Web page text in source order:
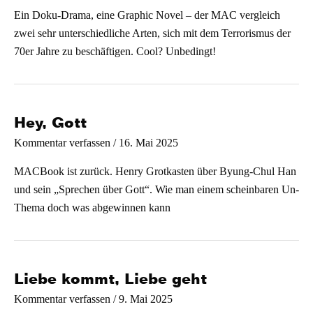
Ein Doku-Drama, eine Graphic Novel – der MAC vergleich
zwei sehr unterschiedliche Arten, sich mit dem Terrorismus der
70er Jahre zu beschäftigen. Cool? Unbedingt!
Hey, Gott
Kommentar verfassen / 16. Mai 2025
MACBook ist zurück. Henry Grotkasten über Byung-Chul Han
und sein „Sprechen über Gott“. Wie man einem scheinbaren Un-
Thema doch was abgewinnen kann
Liebe kommt, Liebe geht
Kommentar verfassen /9. Mai 2025